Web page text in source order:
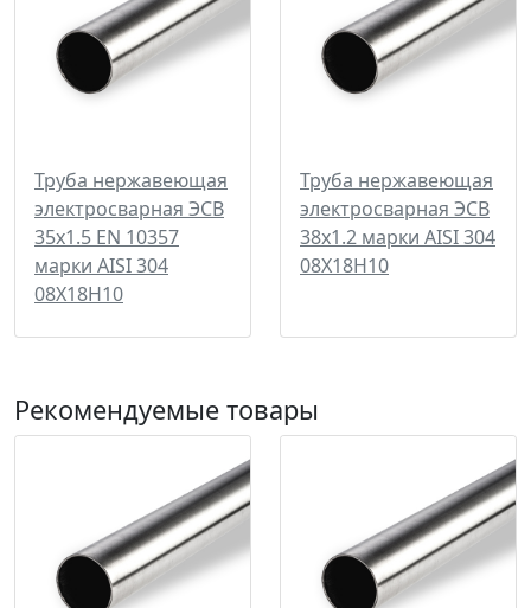
Труба нержавеющая
электросварная ЭСВ
35х1.5 EN 10357
марки AISI 304
08Х18Н10
Труба нержавеющая
электросварная ЭСВ
38х1.2 марки AISI 304
08Х18Н10
Рекомендуемые товары